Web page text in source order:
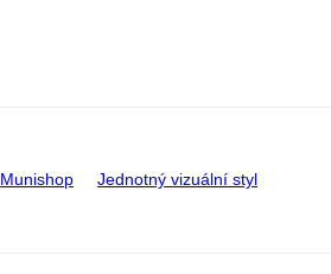
Munishop Jednotný vizuální styl